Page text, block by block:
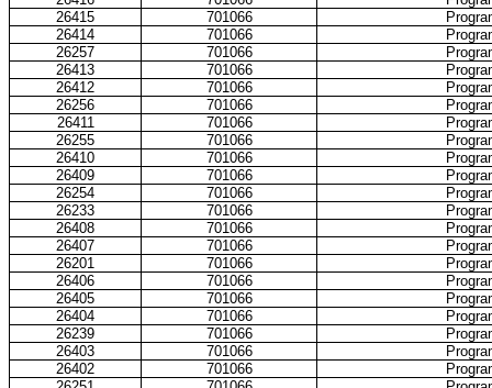
26415
701066
26414
701066
26257
701066
26413
701066
26412
701066
26256
701066
26411
701066
26255
701066
26410
701066
26409
701066
26254
701066
26233
701066
26408
701066
26407
701066
26201
701066
26406
701066
26405
701066
26404
701066
26239
701066
26403
701066
26402
701066